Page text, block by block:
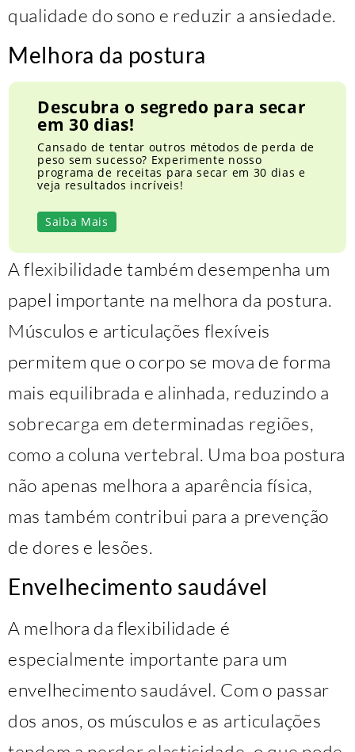
qualidade do sono e reduzir a ansiedade.
Melhora da postura
Descubra o segredo para secar
em 30 dias!
Cansado de tentar outros métodos de perda de
peso sem sucesso? Experimente nosso
programa de receitas para secar em 30 dias e
veja resultados incríveis!
Saiba Mais
A flexibilidade também desempenha um
papel importante na melhora da postura.
Músculos e articulações flexíveis
permitem que o corpo se mova de forma
mais equilibrada e alinhada, reduzindo a
sobrecarga em determinadas regiões,
como a coluna vertebral. Uma boa postura
não apenas melhora a aparência física,
mas também contribui para a prevenção
de dores e lesões.
Envelhecimento saudável
A melhora da flexibilidade é
especialmente importante para um
envelhecimento saudável. Com o passar
dos anos, os músculos e as articulações